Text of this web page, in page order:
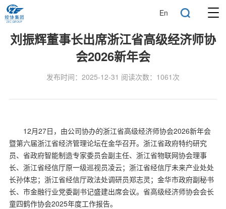
En
刘振辉董事长出席浙江省高级经济师协
会2026新年会
发布时间：2025-12-31 阅读次数：1061次
12月27日，由公司协办的浙江省高级经济师协会2026新年会
暨第六届浙江省经济管理论坛在金华召开。浙江省政府特约研究
员、省政府智能制造专家委员会副主任、浙江省物联网协会理事
长、浙江省经信厅原一级巡视员凌云；浙江省经信厅未来产业处处
长孙体忠；浙江省经信厅政法处调研员郑志灵；金华市政府副秘书
长、市金融行业党委副书记盛建出席会议。省高级经济师协会会长
童四鹤作协会2025年度工作报告。